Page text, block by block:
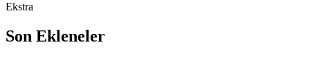
Ekstra
Son Ekleneler